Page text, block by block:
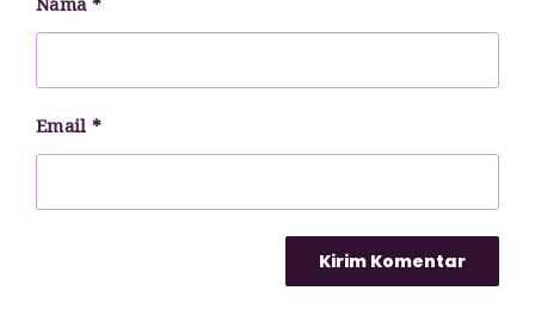
Nama*
Email*